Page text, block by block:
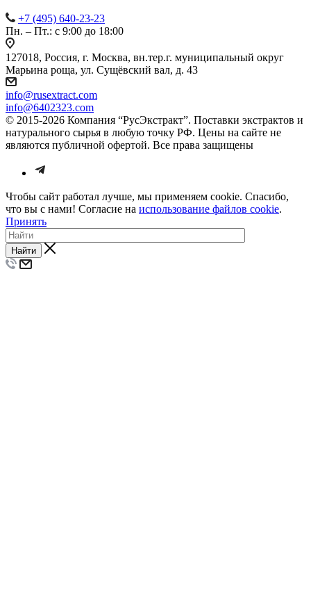
+7 (495) 640-23-23
Пн. – Пт.: с 9:00 до 18:00
127018, Россия, г. Москва, вн.тер.г. муниципальный округ
Марьина роща, ул. Сущёвский вал, д. 43
info@rusextract.com
info@6402323.com
© 2015-2026 Компания “РусЭкстракт”. Поставки экстрактов и
натурального сырья в любую точку РФ. Цены на сайте не
являются публичной офертой. Все права защищены
Чтобы сайт работал лучше, мы применяем cookie. Спасибо,
что вы с нами! Согласие на использование файлов cookie.
Принять
Найти